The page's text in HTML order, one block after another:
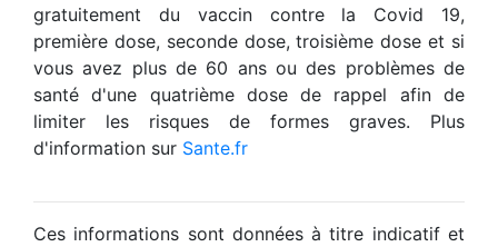
gratuitement du vaccin contre la Covid 19,
première dose, seconde dose, troisième dose et si
vous avez plus de 60 ans ou des problèmes de
santé d'une quatrième dose de rappel afin de
limiter les risques de formes graves. Plus
d'information sur Sante.fr
Ces informations sont données à titre indicatif et